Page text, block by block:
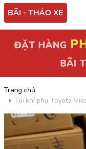
BÃI - THÁO XE
ĐẶT HÀNG
BÃI
Trang chủ
Túi khí phụ Toyota